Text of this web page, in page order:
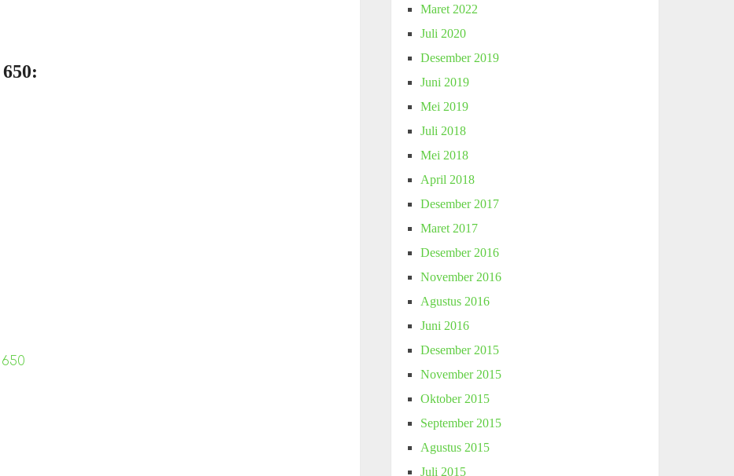
Maret 2022
Juli 2020
Desember 2019
Juni 2019
Mei 2019
Juli 2018
Mei 2018
April 2018
Desember 2017
Maret 2017
Desember 2016
November 2016
Agustus 2016
Juni 2016
Desember 2015
November 2015
Oktober 2015
September 2015
Agustus 2015
Juli 2015